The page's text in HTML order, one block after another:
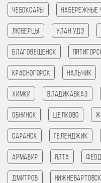
Чебоксары Набережные
Люберцы Улан Удэ
Благовещенск
Красногорск Нальчик
Химки Владикавказ
Обнинск Щелково
Саранск Геленджик
Армавир Ялта
Дмитров Нижневартовск